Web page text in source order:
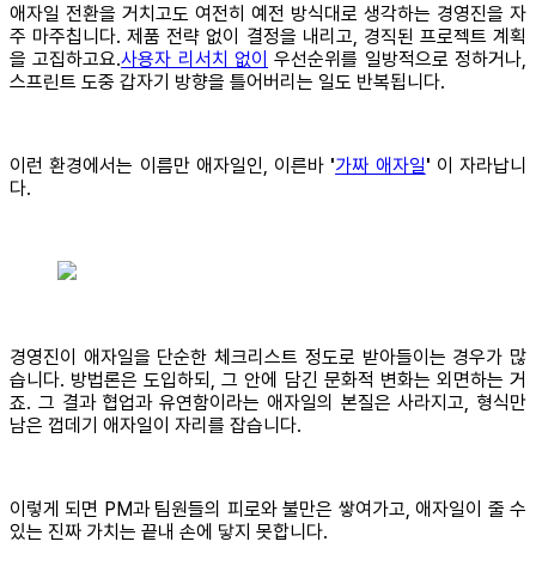
애자일 전환을 거치고도 여전히 예전 방식대로 생각하는 경영진을 자
주 마주칩니다. 제품 전략 없이 결정을 내리고, 경직된 프로젝트 계획
을 고집하고요.사용자 리서치 없이 우선순위를 일방적으로 정하거나,
스프린트 도중 갑자기 방향을 틀어버리는 일도 반복됩니다.
이런 환경에서는 이름만 애자일인, 이른바 '가짜 애자일' 이 자라납니
다.
경영진이 애자일을 단순한 체크리스트 정도로 받아들이는 경우가 많
습니다. 방법론은 도입하되, 그 안에 담긴 문화적 변화는 외면하는 거
죠. 그 결과 협업과 유연함이라는 애자일의 본질은 사라지고, 형식만
남은 껍데기 애자일이 자리를 잡습니다.
이렇게 되면 PM과 팀원들의 피로와 불만은 쌓여가고, 애자일이 줄 수
있는 진짜 가치는 끝내 손에 닿지 못합니다.